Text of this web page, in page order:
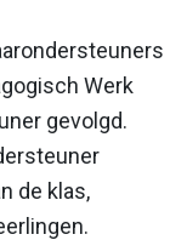
Werk
gevolgd.
de klas,